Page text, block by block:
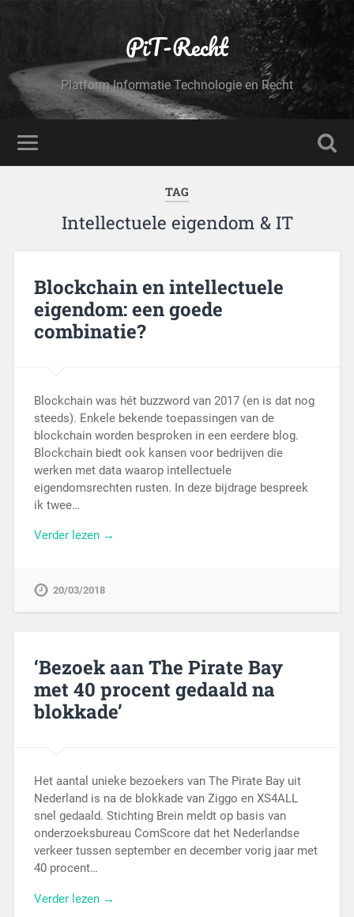
PiT-Recht
Platform Informatie Technologie en Recht
TAG
Intellectuele eigendom & IT
Blockchain en intellectuele
eigendom: een goede
combinatie?
Blockchain was hét buzzword van 2017 (en is dat nog
steeds). Enkele bekende toepassingen van de
blockchain worden besproken in een eerdere blog.
Blockchain biedt ook kansen voor bedrijven die
werken met data waarop intellectuele
eigendomsrechten rusten. In deze bijdrage bespreek
ik twee…
Verder lezen →
20/03/2018
‘Bezoek aan The Pirate Bay
met 40 procent gedaald na
blokkade’
Het aantal unieke bezoekers van The Pirate Bay uit
Nederland is na de blokkade van Ziggo en XS4ALL
snel gedaald. Stichting Brein meldt op basis van
onderzoeksbureau ComScore dat het Nederlandse
verkeer tussen september en december vorig jaar met
40 procent…
Verder lezen →